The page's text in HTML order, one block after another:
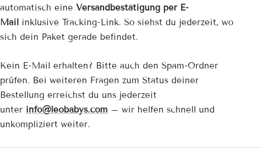
automatisch eine Versandbestätigung per E-
Mail
inklusive Tracking-Link. So siehst du jederzeit, wo
sich dein Paket gerade befindet.
Kein E-Mail erhalten? Bitte auch den Spam-Ordner
prüfen. Bei weiteren Fragen zum Status deiner
Bestellung erreichst du uns jederzeit
unter info@leobabys.com – wir helfen schnell und
unkompliziert weiter.